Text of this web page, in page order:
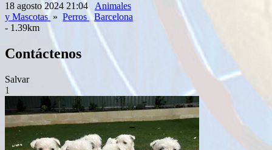
18 agosto 2024 21:04
Animales
y Mascotas » Perros Barcelona
- 1.39km
Contáctenos
Salvar
1